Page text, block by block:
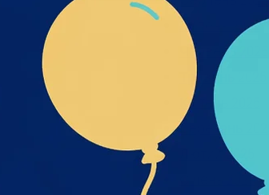
Липень 2025
Червень 2025
Травень 2025
Квітень 2025
Березень 2025
Лютий 2025
Січень 2025